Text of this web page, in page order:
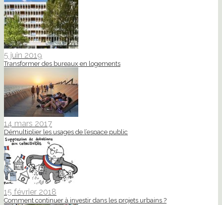
5 juin 2019
Transformer des bureaux en logements
14 mars 2017
Démultiplier les usages de l’espace public
15 février 2018
Comment continuer à investir dans les projets urbains ?